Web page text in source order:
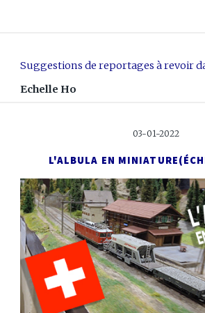
Suggestions de reportages à revoir
Echelle Ho
03-01-2022
L'ALBULA EN MINIATURE